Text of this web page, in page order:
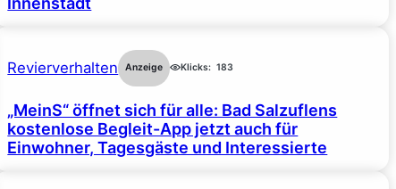
Revierverhalten Anzeige Klicks: 183
„MeinS“ öffnet sich für alle: Bad Salzuflens
kostenlose Begleit-App jetzt auch für
Einwohner, Tagesgäste und Interessierte